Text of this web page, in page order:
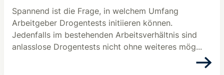
Spannend ist die Frage, in welchem Umfang
Arbeitgeber Drogentests initiieren können.
Jedenfalls im bestehenden Arbeitsverhältnis sind
anlasslose Drogentests nicht ohne weiteres mög...